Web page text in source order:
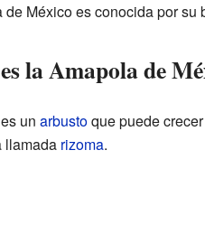
de México es conocida por
la Amapola de
un arbustoque puede
llamada rizoma.